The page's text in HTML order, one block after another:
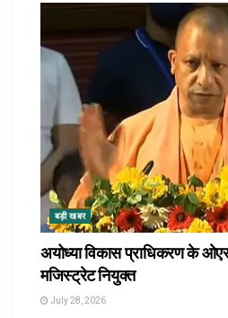
बड़ी खबर
अयोध्या विकास प्राधिकरण के
मजिस्ट्रेट नियुक्त
July 28, 2026